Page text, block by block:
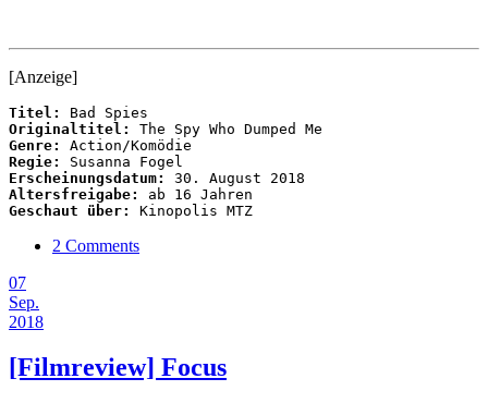
[Anzeige]
Titel:
Originaltitel:
Genre:
Regie:
Erscheinungsdatum:
Altersfreigabe:
Geschaut über:
Kinopolis MTZ
2 Comments
07
Sep.
2018
[Filmreview] Focus